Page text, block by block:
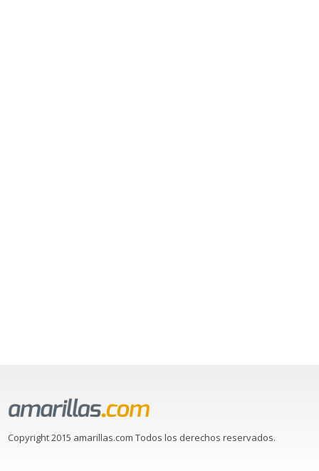
Copyright 2015 amarillas.com Todos los derechos reservados.